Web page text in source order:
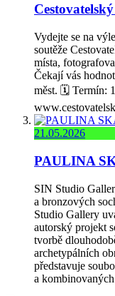
Vydejte se na
soutěže
místa,
Čekají vás
měst. 🗓️ Termín:
21.05.2026
PAULINA
SIN Studio
a bronzových
Studio Gallery
autorský projekt
tvorbě
archetypálních
představuje
a